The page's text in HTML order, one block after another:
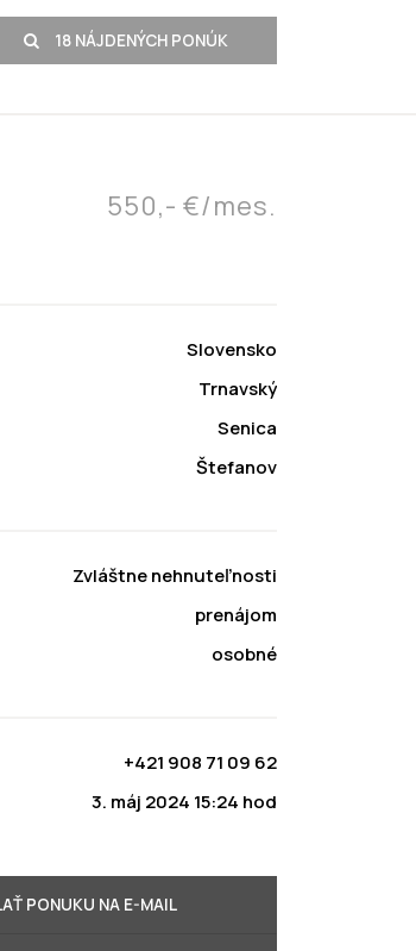
18 NÁJDENÝCH PONÚK
550,- €/mes.
Slovensko
Trnavský
Senica
Štefanov
Zvláštne nehnuteľnosti
prenájom
osobné
+421 908 71 09 62
3. máj 2024 15:24 hod
PONUKU NA E-MAIL